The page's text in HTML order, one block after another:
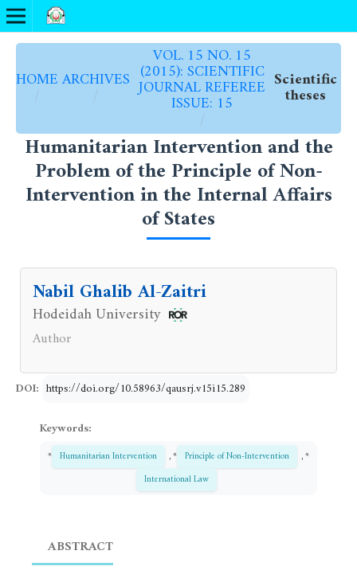
HOME
/
ARCHIVES
/
VOL. 15 NO. 15
(2015): SCIENTIFIC
JOURNAL REFEREE
ISSUE: 15
/
Scientific
theses
Humanitarian Intervention and the
Problem of the Principle of Non-
Intervention in the Internal Affairs
of States
Nabil Ghalib Al-Zaitri
Hodeidah University
Author
DOI: https://doi.org/10.58963/qausrj.v15i15.289
Keywords:
* Humanitarian Intervention , * Principle of Non-Intervention
, *
International Law
ABSTRACT